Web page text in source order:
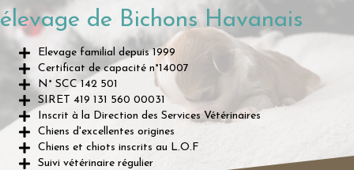
élevage de Bichons Havanais
Elevage familial depuis 1999
Certificat de capacité n°14007
N° SCC 142 501
SIRET 419 131 560 00031
Inscrit à la Direction des Services Vétérinaires
Chiens d'excellentes origines
Chiens et chiots inscrits au L.O.F
Suivi vétérinaire régulier